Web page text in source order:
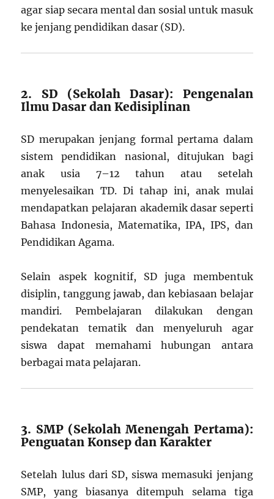
agar siap secara mental dan sosial untuk masuk
ke jenjang pendidikan dasar (SD).
2. SD (Sekolah Dasar): Pengenalan
Ilmu Dasar dan Kedisiplinan
SD merupakan jenjang formal pertama dalam
sistem pendidikan nasional, ditujukan bagi
anak usia 7–12 tahun atau setelah
menyelesaikan TD. Di tahap ini, anak mulai
mendapatkan pelajaran akademik dasar seperti
Bahasa Indonesia, Matematika, IPA, IPS, dan
Pendidikan Agama.
Selain aspek kognitif, SD juga membentuk
disiplin, tanggung jawab, dan kebiasaan belajar
mandiri. Pembelajaran dilakukan dengan
pendekatan tematik dan menyeluruh agar
siswa dapat memahami hubungan antara
berbagai mata pelajaran.
3. SMP (Sekolah Menengah Pertama):
Penguatan Konsep dan Karakter
Setelah lulus dari SD, siswa memasuki jenjang
SMP, yang biasanya ditempuh selama tiga